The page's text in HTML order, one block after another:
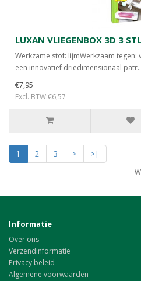
LUXAN VLIEGENBOX 3D 3
Werkzame stof: lijmWerkzaam tegen:
een innovatief driedimensionaal patr..
€7,95
Excl. BTW:€6,57
1 2 3 >
>|
Informatie
Over ons
Verzendinformatie
Privacy beleid
Algemene voorwaarden